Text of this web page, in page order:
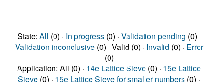
State: All (0) · In progress(0) · Validation pending (0) ·
Validation inconclusive(0) · Valid (0) · Invalid (0) · Error
(0)
Application: All (0) · 14e Lattice Sieve (0) · 15e Lattice
Sieve (0) · 15e Lattice Sieve for smaller numbers (0) ·